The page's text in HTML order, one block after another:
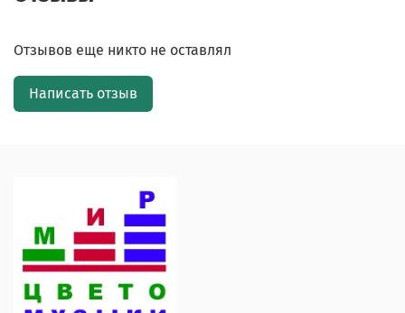
Отзывов еще никто не оставлял
Написать отзыв